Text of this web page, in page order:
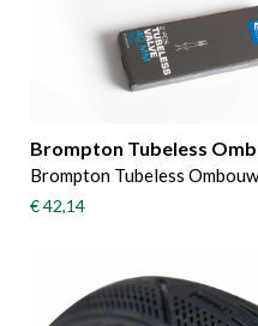
Brompton Tubeless
Brompton Tubeless
€ 42,14